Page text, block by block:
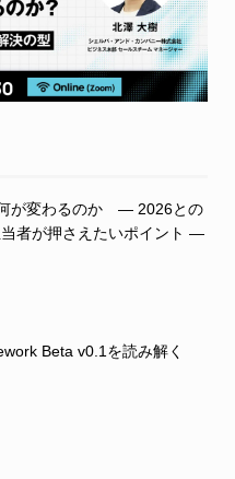
が変わるのか ― 2026との
者が押さえたいポイント ―
Beta v0.1を読み解く